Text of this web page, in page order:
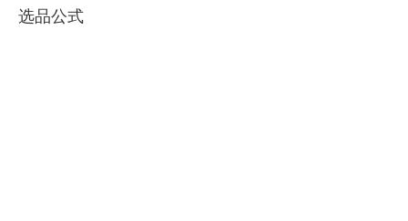
选品公式